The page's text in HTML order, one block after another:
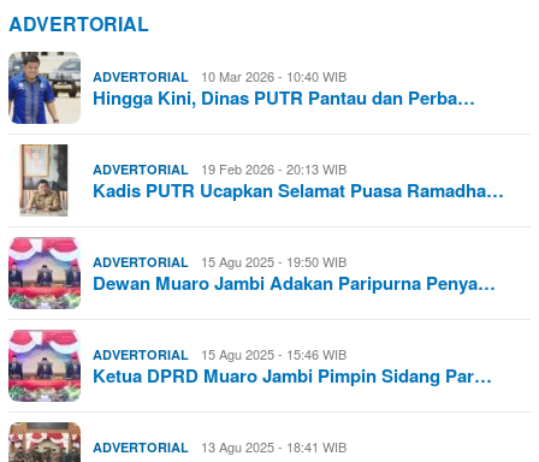
ADVERTORIAL
ADVERTORIAL 10 Mar 2026 - 10:40 WIB
Hingga Kini, Dinas PUTR Pantau dan Perba…
ADVERTORIAL 19 Feb 2026 - 20:13 WIB
Kadis PUTR Ucapkan Selamat Puasa Ramadha…
ADVERTORIAL 15 Agu 2025 - 19:50 WIB
Dewan Muaro Jambi Adakan Paripurna Penya…
ADVERTORIAL 15 Agu 2025 - 15:46 WIB
Ketua DPRD Muaro Jambi Pimpin Sidang Par…
ADVERTORIAL 13 Agu 2025 - 18:41 WIB